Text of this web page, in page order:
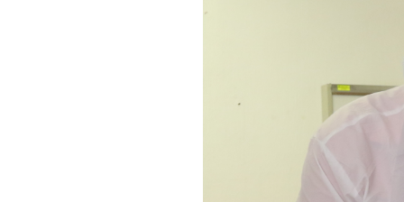
Tlajomulco es
Política de
Mejora Regulatoria